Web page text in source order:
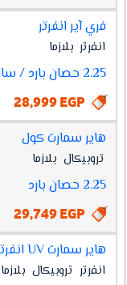
فري آير انفرتر
انفرتر بلازما
2.25 حصان بارد / ساخن
28,999 EGP
هاير سمارت كول
تروبيكال بلازما
2.25 حصان بارد
29,749 EGP
هاير سمارت UV انفرتر
انفرتر تروبيكال بلازما